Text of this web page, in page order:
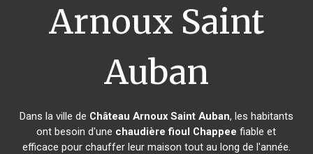
Arnoux Saint
Auban
Dans la ville de Château Arnoux Saint Auban, les habitants
ont besoin d'une chaudière fioul Chappee fiable et
efficace pour chauffer leur maison tout au long de l'année.